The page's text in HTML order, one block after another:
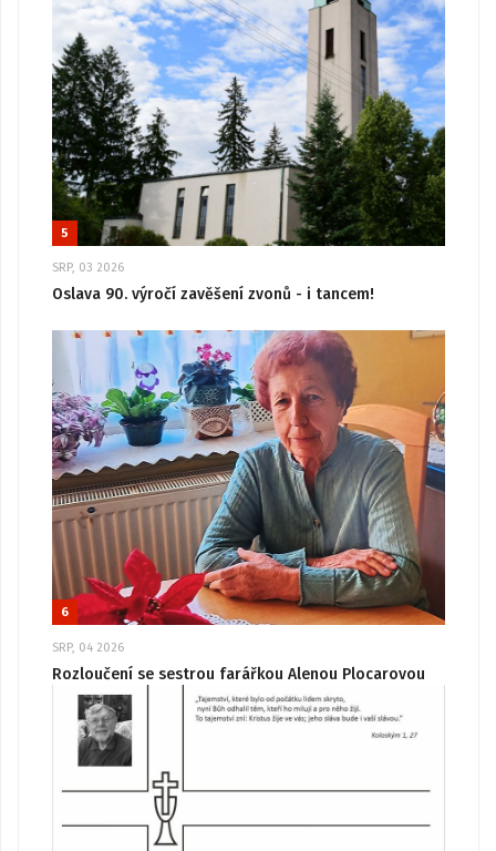
5
SRP, 03 2026
Oslava 90. výročí zavěšení zvonů - i tancem!
6
SRP, 04 2026
Rozloučení se sestrou farářkou Alenou Plocarovou